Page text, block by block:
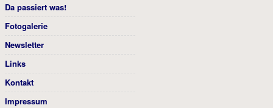
Da passiert was!
Fotogalerie
Newsletter
Links
Kontakt
Impressum